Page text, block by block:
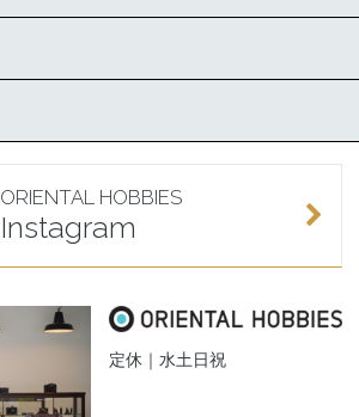
ORIENTAL HOBBIES
Instagram
定休｜水土日祝